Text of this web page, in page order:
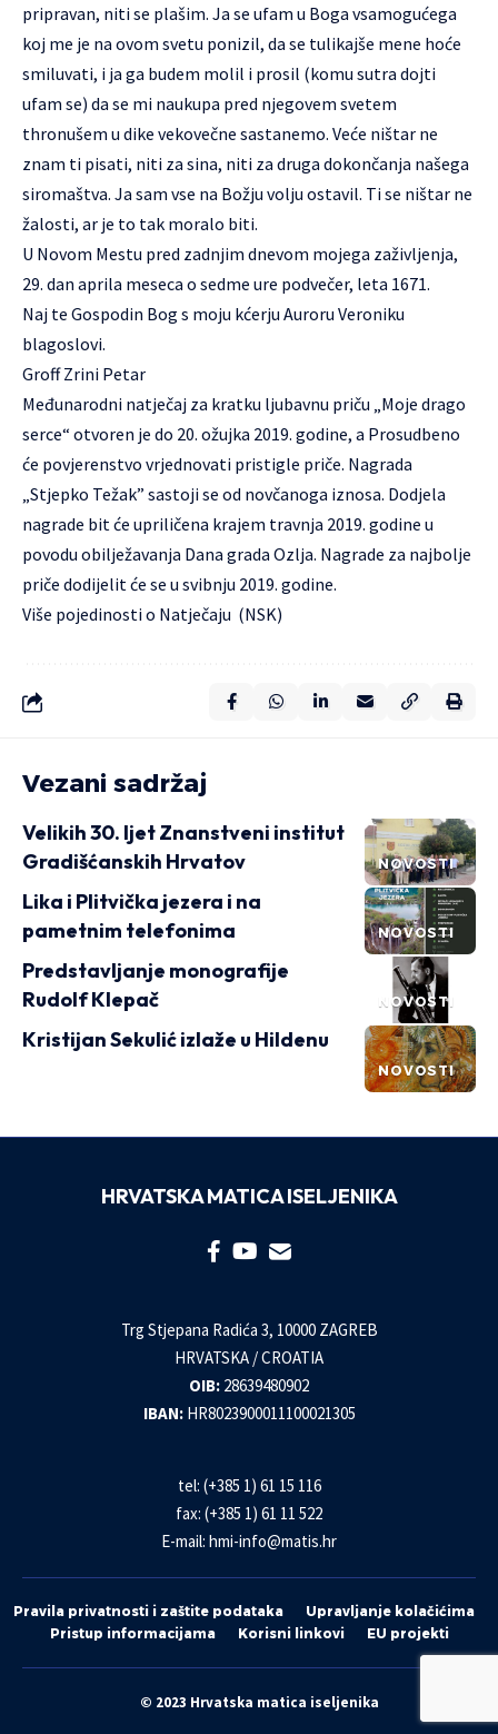
pripravan, niti se plašim. Ja se ufam u Boga vsamogućega
koj me je na ovom svetu ponizil, da se tulikajše mene hoće
smiluvati, i ja ga budem molil i prosil (komu sutra dojti
ufam se) da se mi naukupa pred njegovem svetem
thronušem u dike vekovečne sastanemo. Veće ništar ne
znam ti pisati, niti za sina, niti za druga dokončanja našega
siromaštva. Ja sam vse na Božju volju ostavil. Ti se ništar ne
žalosti, ar je to tak moralo biti.
U Novom Mestu pred zadnjim dnevom mojega zaživljenja,
29. dan aprila meseca o sedme ure podvečer, leta 1671.
Naj te Gospodin Bog s moju kćerju Auroru Veroniku
blagoslovi.
Groff Zrini Petar
Međunarodni natječaj za kratku ljubavnu priču „Moje drago
serce“ otvoren je do 20. ožujka 2019. godine, a Prosudbeno
će povjerenstvo vrjednovati pristigle priče. Nagrada
„Stjepko Težak” sastoji se od novčanoga iznosa. Dodjela
nagrade bit će upriličena krajem travnja 2019. godine u
povodu obilježavanja Dana grada Ozlja. Nagrade za najbolje
priče dodijelit će se u svibnju 2019. godine.
Više pojedinosti o Natječaju (NSK)
Vezani sadržaj
NOVOSTI
Velikih 30. ljet Znanstveni institut
Gradišćanskih Hrvatov
NOVOSTI
Lika i Plitvička jezera i na
pametnim telefonima
NOVOSTI
Predstavljanje monografije
Rudolf Klepač
NOVOSTI
Kristijan Sekulić izlaže u Hildenu
HRVATSKA MATICA ISELJENIKA
Trg Stjepana Radića 3, 10000 ZAGREB
HRVATSKA / CROATIA
OIB: 28639480902
IBAN: HR8023900011100021305
tel: (+385 1) 61 15 116
fax: (+385 1) 61 11 522
E-mail: hmi-info@matis.hr
Pravila privatnosti i zaštite podataka
Upravljanje kolačićima
Pristup informacijama
Korisni linkovi EU projekti
© 2023 Hrvatska matica iseljenika